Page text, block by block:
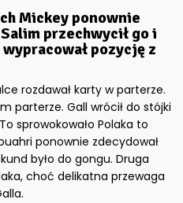
Mickey ponownie
przechwycił go i
pozycję z
rozdawał karty w parterze.
parterze. Gall wrócił do stójki
sprowokowało Polaka to
ponownie zdecydował
było do gongu. Druga
choć delikatna przewaga